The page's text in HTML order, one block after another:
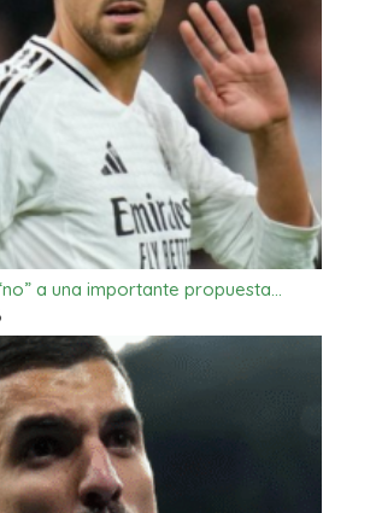
a una importante propuesta…